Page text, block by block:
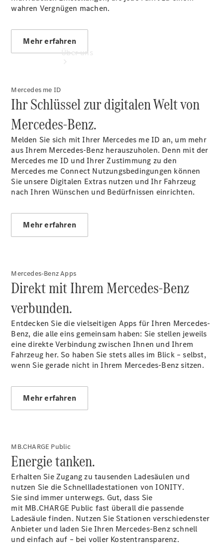
Über uns
Übersicht
Kontakt
Ansprechpartner
Probefahrt
Kontaktformular
Elektromobilität
Unternehmensinformationen
wahren Vergnügen machen.
Mehr erfahren
Mercedes me ID
Ihr Schlüssel zur digitalen Welt von
Mercedes‑Benz.
Melden Sie sich mit Ihrer Mercedes meID an, um mehr
aus Ihrem Mercedes-Benz herauszuholen. Denn mit der
Mercedes me ID und Ihrer Zustimmung zu den
Mercedes me Connect Nutzungsbedingungen können
Sie unsere Digitalen Extras nutzen und Ihr Fahrzeug
nach Ihren Wünschen und Bedürfnissen einrichten.
Mehr erfahren
Mercedes-Benz Apps
Direkt mit Ihrem Mercedes-Benz
verbunden.
Entdecken Sie die vielseitigen Apps für Ihren Mercedes-
Benz, die alle eins gemeinsam haben: Sie stellen jeweils
eine direkte Verbindung zwischen Ihnen und Ihrem
Fahrzeug her. So haben Sie stets alles im Blick – selbst,
wenn Sie gerade nicht in Ihrem Mercedes-Benz sitzen.
Mehr erfahren
MB.CHARGE Public
Energie tanken.
Erhalten Sie Zugang zu tausenden Ladesäulen und
nutzen Sie die Schnellladestationen von IONITY.
Sie sind immer unterwegs. Gut, dass Sie
mit MB.CHARGE Public fast überall die passende
Ladesäule finden. Nutzen Sie Stationen verschiedenster
Anbieter und laden Sie Ihren Mercedes-Benz schnell
und einfach auf – bei voller Kostentransparenz.